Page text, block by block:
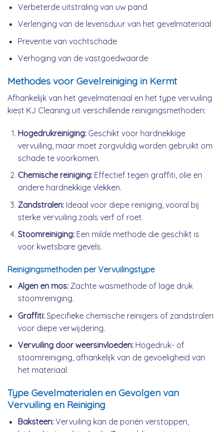
Verbeterde uitstraling van uw pand
Verlenging van de levensduur van het gevelmateriaal
Preventie van vochtschade
Verhoging van de vastgoedwaarde
Methodes voor Gevelreiniging in Kermt
Afhankelijk van het gevelmateriaal en het type vervuiling
kiest KJ Cleaning uit verschillende reinigingsmethoden:
Hogedrukreiniging:Geschikt voor hardnekkige
vervuiling, maar moet zorgvuldig worden gebruikt om
schade te voorkomen.
Chemische reiniging:Effectief tegen graffiti, olie en
andere hardnekkige vlekken.
Zandstralen:Ideaal voor diepe reiniging, vooral bij
sterke vervuiling zoals verf of roet.
Stoomreiniging:Een milde methode die geschikt is
voor kwetsbare gevels.
Reinigingsmethoden per Vervuilingstype
Algen en mos:Zachte wasmethode of lage druk
stoomreiniging.
Graffiti:Specifieke chemische reinigers of zandstralen
voor diepe verwijdering.
Vervuiling door weersinvloeden:Hogedruk- of
stoomreiniging, afhankelijk van de gevoeligheid van
het materiaal.
Type Gevelmaterialen en Gevolgen van
Vervuiling en Reiniging
Baksteen:Vervuiling kan de poriën verstoppen,